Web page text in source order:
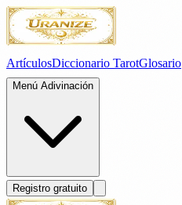
ArtículosDiccionario TarotGlosario
Menú Adivinación
Registro gratuito